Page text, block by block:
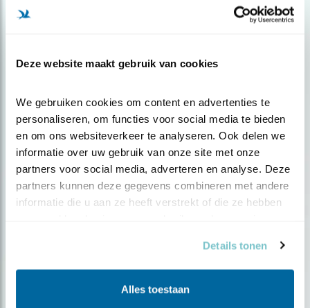
Deze website maakt gebruik van cookies
We gebruiken cookies om content en advertenties te
personaliseren, om functies voor social media te bieden
en om ons websiteverkeer te analyseren. Ook delen we
informatie over uw gebruik van onze site met onze
partners voor social media, adverteren en analyse. Deze
partners kunnen deze gegevens combineren met andere
informatie die u aan ze heeft verstrekt of die ze hebben
Details tonen
Alles toestaan
Meld je aan en ontvang nieuws, inspiratie, acties en tips
over vogels en activiteiten van Vogelbescherming.